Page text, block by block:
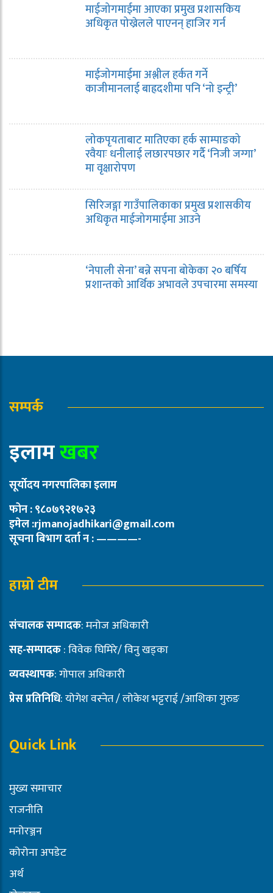
माईजोगमाईमा आएका प्रमुख प्रशासकिय
अधिकृत पोख्रेलले पाएनन् हाजिर गर्न
माईजोगमाईमा अश्लील हर्कत गर्ने
काजीमानलाई बाह्रदशीमा पनि ‘नो इन्ट्री’
लोकपृयताबाट मातिएका हर्क साम्पाङको
रवैयाः धनीलाई लछारपछार गर्दै ‘निजी जग्गा’
मा वृक्षारोपण
सिरिजङ्गा गाउँपालिकाका प्रमुख प्रशासकीय
अधिकृत माईजोगमाईमा आउने
‘नेपाली सेना’ बन्ने सपना बोकेका २० बर्षिय
प्रशान्तको आर्थिक अभावले उपचारमा समस्या
सम्पर्क
इलामखबर
सूर्योदय नगरपालिका इलाम
फोन : ९८०७९२१७२३
इमेल :rjmanojadhikari@gmail.com
सूचना बिभाग दर्ता न : ————-
हाम्रो टीम
संचालक सम्पादक: मनोज अधिकारी
सह-सम्पादक: विवेक घिमिरे/ विनु खड्का
व्यवस्थापक: गोपाल अधिकारी
प्रेस प्रतिनिधि: योगेश वस्नेत / लोकेश भट्टराई /आशिका गुरुङ
Quick Link
मुख्य समाचार
राजनीति
मनोरञ्जन
कोरोना अपडेट
अर्थ